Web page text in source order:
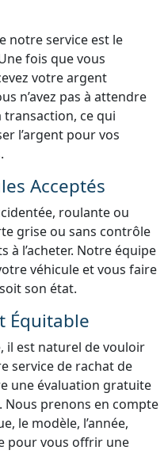
notre service est le
fois que vous
votre argent
n’avez pas à attendre
ce qui
l’argent pour vos
Acceptés
roulante ou
grise ou sans contrôle
à l’acheter. Notre équipe
véhicule et vous faire
son état.
Équitable
il est naturel de vouloir
service de rachat de
une évaluation gratuite
Nous prenons en compte
le modèle, l’année,
pour vous offrir une